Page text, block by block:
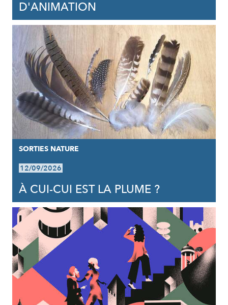
D'ANIMATION
SORTIES NATURE
12/09/2026
À CUI-CUI EST LA PLUME ?